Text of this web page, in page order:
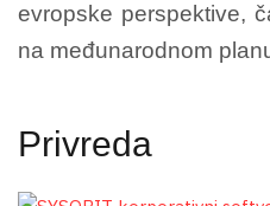
evropske perspektive,
na međunarodnom
Privreda